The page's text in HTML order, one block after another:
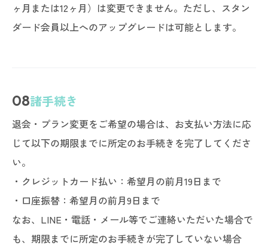
ヶ月または12ヶ月）は変更できません。ただし、スタン
ダード会員以上へのアップグレードは可能とします。
08諸手続き
退会・プラン変更をご希望の場合は、お支払い方法に応
じて以下の期限までに所定のお手続きを完了してくださ
い。
・クレジットカード払い：希望月の前月19日まで
・口座振替：希望月の前月9日まで
なお、LINE・電話・メール等でご連絡いただいた場合で
も、期限までに所定のお手続きが完了していない場合